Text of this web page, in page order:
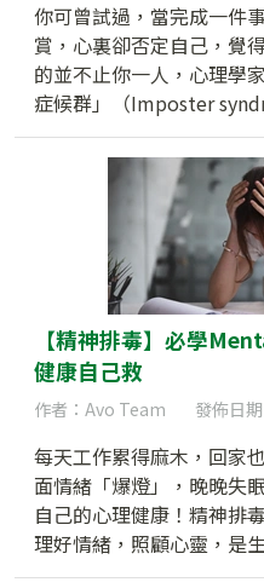
你可曾試過，當完成一件
賞，心裏卻否定自己，覺
的並不止你一人，心理學
症候群」（Imposter
頂替症候群。 冒名頂替症
群」這個概念最早於70年
rose Clance 及Suzanne
患者無法把自己的成功歸
功人士在事業或學業上受
格、心態等不同因素，覺
定。即使他們具備完成工
信是自己的能力使然，
因為自己「騙」過了他們
冒名頂替症候群的成因一
出，擁有若干性格特質的
群。 完美主義 完美主義者
求盡善盡美，即使出現些
一旦出現錯誤，即使完成
【精神排毒】必學
健康自己救
作者：Avo Team 發佈日
每天工作累得麻木，回家
面情緒「爆燈」，晚晚失
自己的心理健康！精神排
理好情緒，照顧心靈，是
立即看看以下 Cado 分享